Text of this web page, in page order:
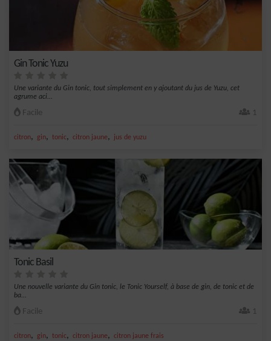
Gin Tonic Yuzu
Une variante du Gin tonic, tout simplement en y ajoutant du jus de Yuzu, cet
agrume aci...
Facile 1
citron, gin, tonic, citron jaune, jus de yuzu
Tonic Basil
Une nouvelle variante du Gin tonic, le Tonic Yourself, à base de gin, de tonic et de
ba...
Facile 1
citron, gin, tonic, citron jaune, citron jaune frais